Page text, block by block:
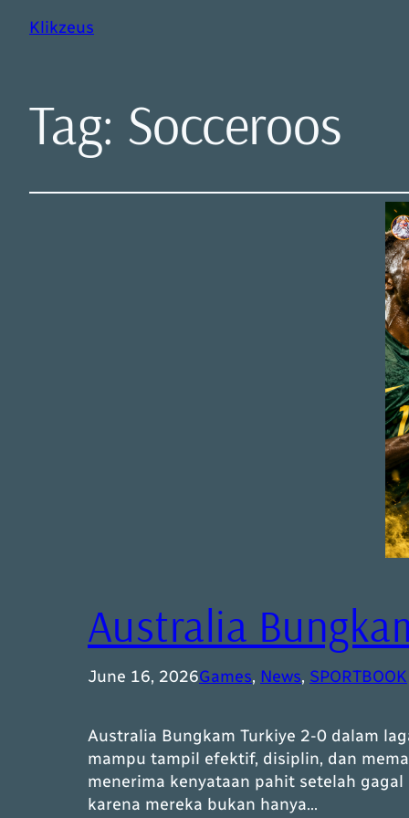
Klikzeus
Tag: Socceroos
Australia
June 16, 2026Games, News, SPORTBOOK
Australia Bungkam Turkiye 2-0 dalam
mampu tampil efektif, disiplin, dan
menerima kenyataan pahit setelah
karena mereka bukan hanya…